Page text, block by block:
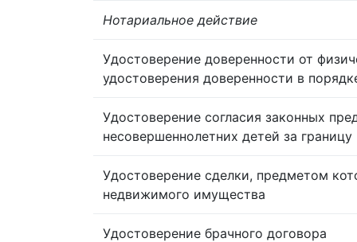
Нотариальное действие
Удостоверение доверенности от
удостоверения доверенности в
Удостоверение согласия законных
несовершеннолетних детей за границу
Удостоверение сделки, предметом
недвижимого имущества
Удостоверение брачного договора